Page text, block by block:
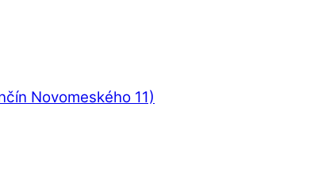
Novomeského 11)